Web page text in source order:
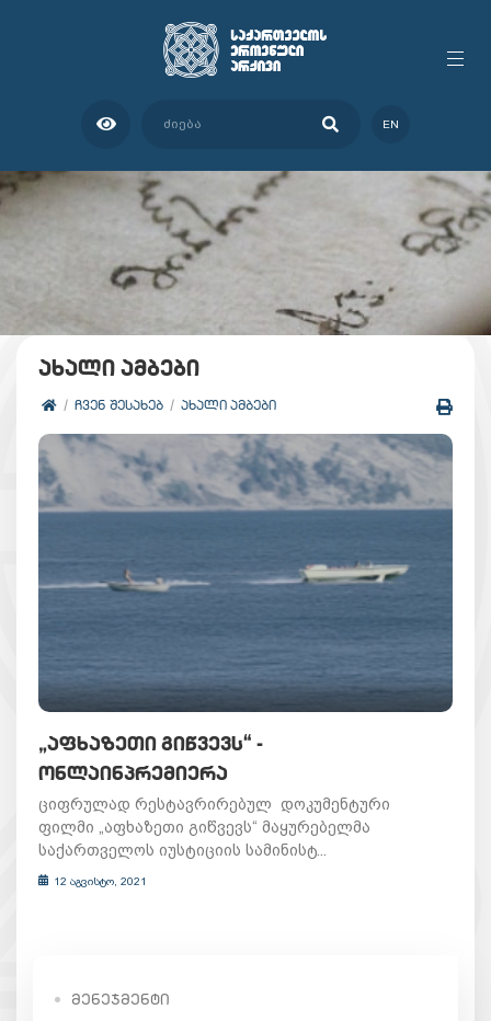
EN
ახალი ამბები
ᲩᲕᲔᲜ ᲨᲔᲡᲐᲮᲔᲑ ᲐᲮᲐᲚᲘ ᲐᲛᲑᲔᲑᲘ
„ᲐᲤᲮᲐᲖᲔᲗᲘ ᲒᲘᲬᲕᲔᲕᲡ“ -
ᲝᲜᲚᲐᲘᲜᲞᲠᲔᲛᲘᲔᲠᲐ
ციფრულად რესტავრირებულ დოკუმენტური
ფილმი „აფხაზეთი გიწვევს“ მაყურებელმა
საქართველოს იუსტიციის სამინისტ...
12 აგვისტო, 2021
ᲛᲔᲜᲔᲯᲛᲔᲜᲢᲘ